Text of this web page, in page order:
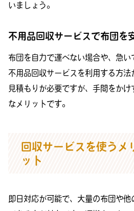
いましょう。
不用品回収サービスで布団を
布団を自力で運べない場合や、急い
不用品回収サービスを利用する方
見積もりが必要ですが、手間をかけ
なメリットです。
回収サービスを使うメ
ット
即日対応が可能で、大量の布団や